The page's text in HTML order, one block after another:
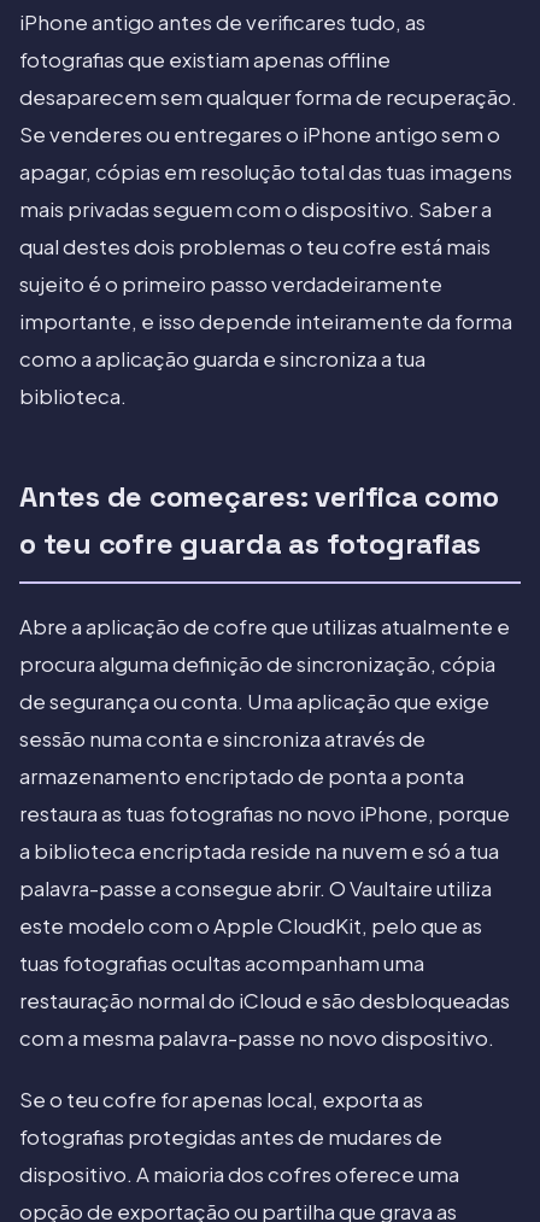
iPhone antigo antes de verificares tudo, as
fotografias que existiam apenas offline
desaparecem sem qualquer forma de recuperação.
Se venderes ou entregares o iPhone antigo sem o
apagar, cópias em resolução total das tuas imagens
mais privadas seguem com o dispositivo. Saber a
qual destes dois problemas o teu cofre está mais
sujeito é o primeiro passo verdadeiramente
importante, e isso depende inteiramente da forma
como a aplicação guarda e sincroniza a tua
biblioteca.
Antes de começares: verifica como
o teu cofre guarda as fotografias
Abre a aplicação de cofre que utilizas atualmente e
procura alguma definição de sincronização, cópia
de segurança ou conta. Uma aplicação que exige
sessão numa conta e sincroniza através de
armazenamento encriptado de ponta a ponta
restaura as tuas fotografias no novo iPhone, porque
a biblioteca encriptada reside na nuvem e só a tua
palavra-passe a consegue abrir. O Vaultaire utiliza
este modelo com o Apple CloudKit, pelo que as
tuas fotografias ocultas acompanham uma
restauração normal do iCloud e são desbloqueadas
com a mesma palavra-passe no novo dispositivo.
Se o teu cofre for apenas local, exporta as
fotografias protegidas antes de mudares de
dispositivo. A maioria dos cofres oferece uma
opção de exportação ou partilha que grava as